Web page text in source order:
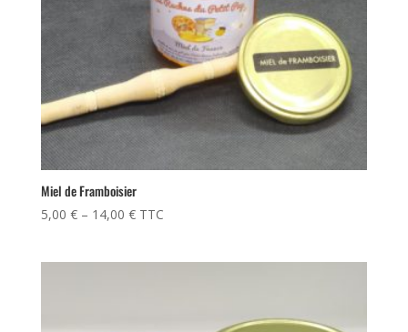
Miel de Framboisier
5,00 €– 14,00 € TTC